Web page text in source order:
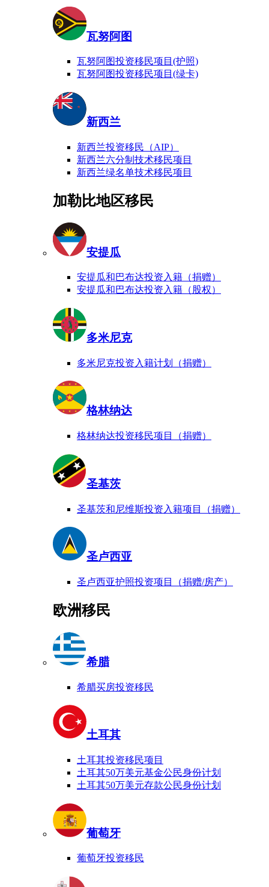
瓦努阿图
瓦努阿图投资移民项目(护照)
瓦努阿图投资移民项目(绿卡)
新西兰
新西兰投资移民（AIP）
新西兰六分制技术移民项目
新西兰绿名单技术移民项目
加勒比地区移民
安提瓜
安提瓜和巴布达投资入籍（捐赠）
安提瓜和巴布达投资入籍（股权）
多米尼克
多米尼克投资入籍计划（捐赠）
格林纳达
格林纳达投资移民项目（捐赠）
圣基茨
圣基茨和尼维斯投资入籍项目（捐赠）
圣卢西亚
圣卢西亚护照投资项目（捐赠/房产）
欧洲移民
希腊
希腊买房投资移民
土耳其
土耳其投资移民项目
土耳其50万美元基金公民身份计划
土耳其50万美元存款公民身份计划
葡萄牙
葡萄牙投资移民